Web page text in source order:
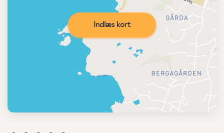
Indlæs kort